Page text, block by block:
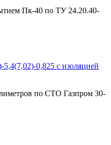
Пк-40 по ТУ 24.20.40-
0,825 с изоляцией
по СТО Газпром 30-